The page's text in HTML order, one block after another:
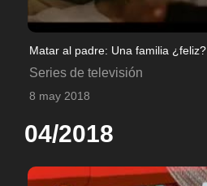
Matar al padre: Una familia ¿feliz?
Series de televisión
8 may 2018
04/2018